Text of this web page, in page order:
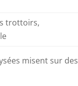
trottoirs,
misent sur des